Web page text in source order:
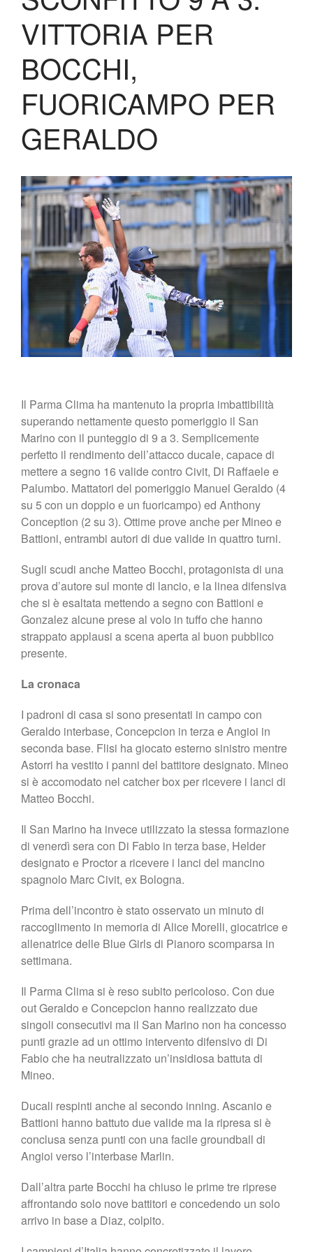
Biglietteria
Lo Stadio
VITTORIA PER
BOCCHI,
FUORICAMPO PER
GERALDO
Il Parma Clima ha mantenuto la propria imbattibilità
superando nettamente questo pomeriggio il San
Marino con il punteggio di 9 a 3. Semplicemente
perfetto il rendimento dell’attacco ducale, capace di
mettere a segno 16 valide contro Civit, Di Raffaele e
Palumbo. Mattatori del pomeriggio Manuel Geraldo (4
su 5 con un doppio e un fuoricampo) ed Anthony
Conception (2 su 3). Ottime prove anche per Mineo e
Battioni, entrambi autori di due valide in quattro turni.
Sugli scudi anche Matteo Bocchi, protagonista di una
prova d’autore sul monte di lancio, e la linea difensiva
che si è esaltata mettendo a segno con Battioni e
Gonzalez alcune prese al volo in tuffo che hanno
strappato applausi a scena aperta al buon pubblico
presente.
La cronaca
I padroni di casa si sono presentati in campo con
Geraldo interbase, Concepcion in terza e Angioi in
seconda base. Flisi ha giocato esterno sinistro mentre
Astorri ha vestito i panni del battitore designato. Mineo
si è accomodato nel catcher box per ricevere i lanci di
Matteo Bocchi.
Il San Marino ha invece utilizzato la stessa formazione
di venerdì sera con Di Fabio in terza base, Helder
designato e Proctor a ricevere i lanci del mancino
spagnolo Marc Civit, ex Bologna.
Prima dell’incontro è stato osservato un minuto di
raccoglimento in memoria di Alice Morelli, giocatrice e
allenatrice delle Blue Girls di Pianoro scomparsa in
settimana.
Il Parma Clima si è reso subito pericoloso. Con due
out Geraldo e Concepcion hanno realizzato due
singoli consecutivi ma il San Marino non ha concesso
punti grazie ad un ottimo intervento difensivo di Di
Fabio che ha neutralizzato un’insidiosa battuta di
Mineo.
Ducali respinti anche al secondo inning. Ascanio e
Battioni hanno battuto due valide ma la ripresa si è
conclusa senza punti con una facile groundball di
Angioi verso l’interbase Marlin.
Dall’altra parte Bocchi ha chiuso le prime tre riprese
affrontando solo nove battitori e concedendo un solo
arrivo in base a Diaz, colpito.